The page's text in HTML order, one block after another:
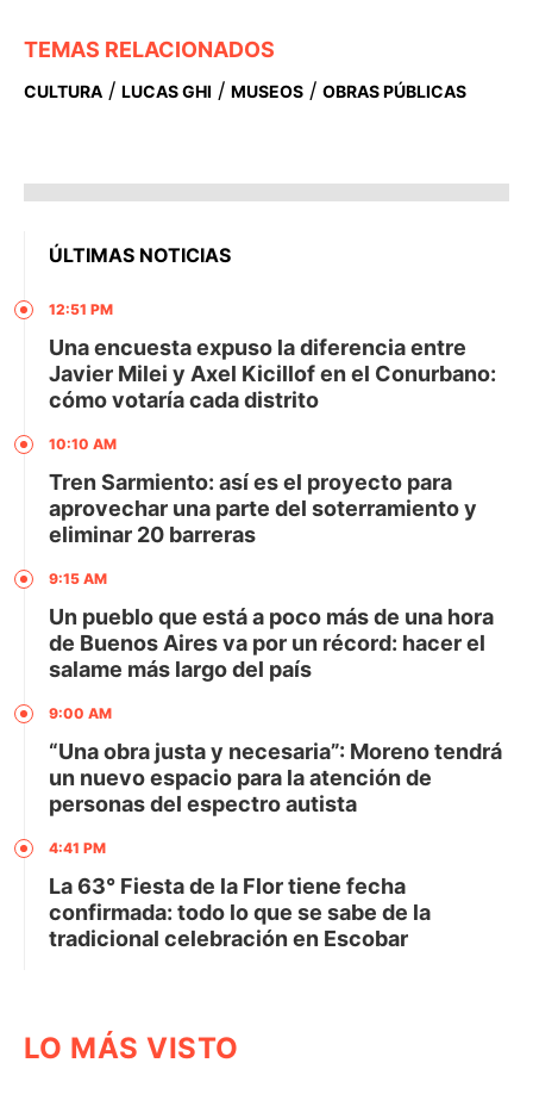
TEMAS RELACIONADOS
CULTURA / LUCAS GHI / MUSEOS / OBRAS PÚBLICAS
ÚLTIMAS NOTICIAS
12:51 PM
Una encuesta expuso la diferencia entre
Javier Milei y Axel Kicillof en el Conurbano:
cómo votaría cada distrito
10:10 AM
Tren Sarmiento: así es el proyecto para
aprovechar una parte del soterramiento y
eliminar 20 barreras
9:15 AM
Un pueblo que está a poco más de una hora
de Buenos Aires va por un récord: hacer el
salame más largo del país
9:00 AM
“Una obra justa y necesaria”: Moreno tendrá
un nuevo espacio para la atención de
personas del espectro autista
4:41 PM
La 63° Fiesta de la Flor tiene fecha
confirmada: todo lo que se sabe de la
tradicional celebración en Escobar
LO MÁS VISTO